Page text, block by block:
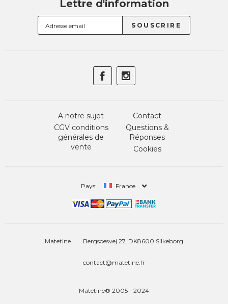
Lettre d'information
A notre sujet
CGV conditions
générales de
vente
Contact
Questions &
Réponses
Cookies
Pays: France
Matetine Bergsoesvej 27, DK8600 Silkeborg
contact@matetine.fr
Matetine® 2005 - 2024